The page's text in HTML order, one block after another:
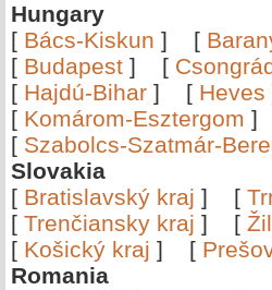
Hungary
[ Bács-Kiskun ] [
[ Budapest ] [
[ Hajdú-Bihar ] [ Heves
[ Komárom-Esztergom ]
[ Szabolcs-Szatmár-
Slovakia
[ Bratislavský kraj ] [
[ Trenčiansky kraj ] [
[ Košický kraj ] [
Romania